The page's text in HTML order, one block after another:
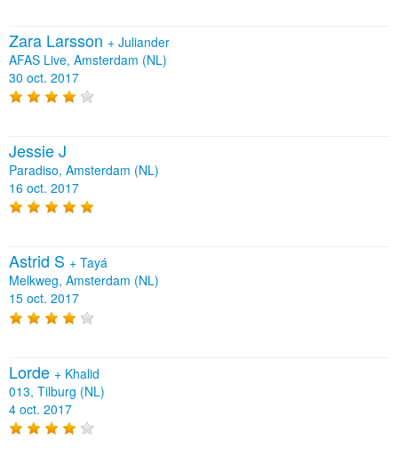
Zara Larsson + Juliander
AFAS Live, Amsterdam (NL)
30 oct. 2017
Jessie J
Paradiso, Amsterdam (NL)
16 oct. 2017
Astrid S + Tayá
Melkweg, Amsterdam (NL)
15 oct. 2017
Lorde + Khalid
013, Tilburg (NL)
4 oct. 2017